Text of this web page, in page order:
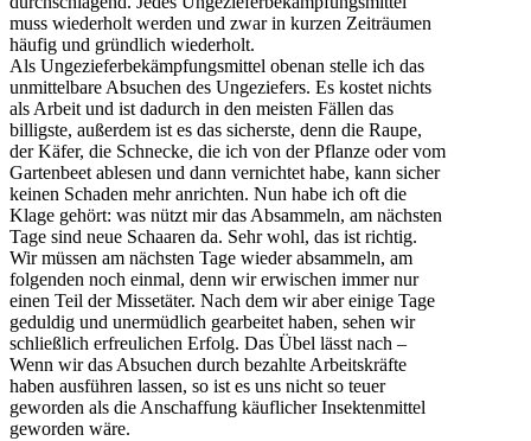
muss wiederholt werden und zwar in kurzen Zeiträumen
häufig und gründlich wiederholt.
Als Ungezieferbekämpfungsmittel obenan stelle ich das
unmittelbare Absuchen des Ungeziefers. Es kostet nichts
als Arbeit und ist dadurch in den meisten Fällen das
billigste, außerdem ist es das sicherste, denn die Raupe,
der Käfer, die Schnecke, die ich von der Pflanze oder vom
Gartenbeet ablesen und dann vernichtet habe, kann sicher
keinen Schaden mehr anrichten. Nun habe ich oft die
Klage gehört: was nützt mir das Absammeln, am nächsten
Tage sind neue Schaaren da. Sehr wohl, das ist richtig.
Wir müssen am nächsten Tage wieder absammeln, am
folgenden noch einmal, denn wir erwischen immer nur
einen Teil der Missetäter. Nach dem wir aber einige Tage
geduldig und unermüdlich gearbeitet haben, sehen wir
schließlich erfreulichen Erfolg. Das Übel lässt nach –
Wenn wir das Absuchen durch bezahlte Arbeitskräfte
haben ausführen lassen, so ist es uns nicht so teuer
geworden als die Anschaffung käuflicher Insektenmittel
geworden wäre.